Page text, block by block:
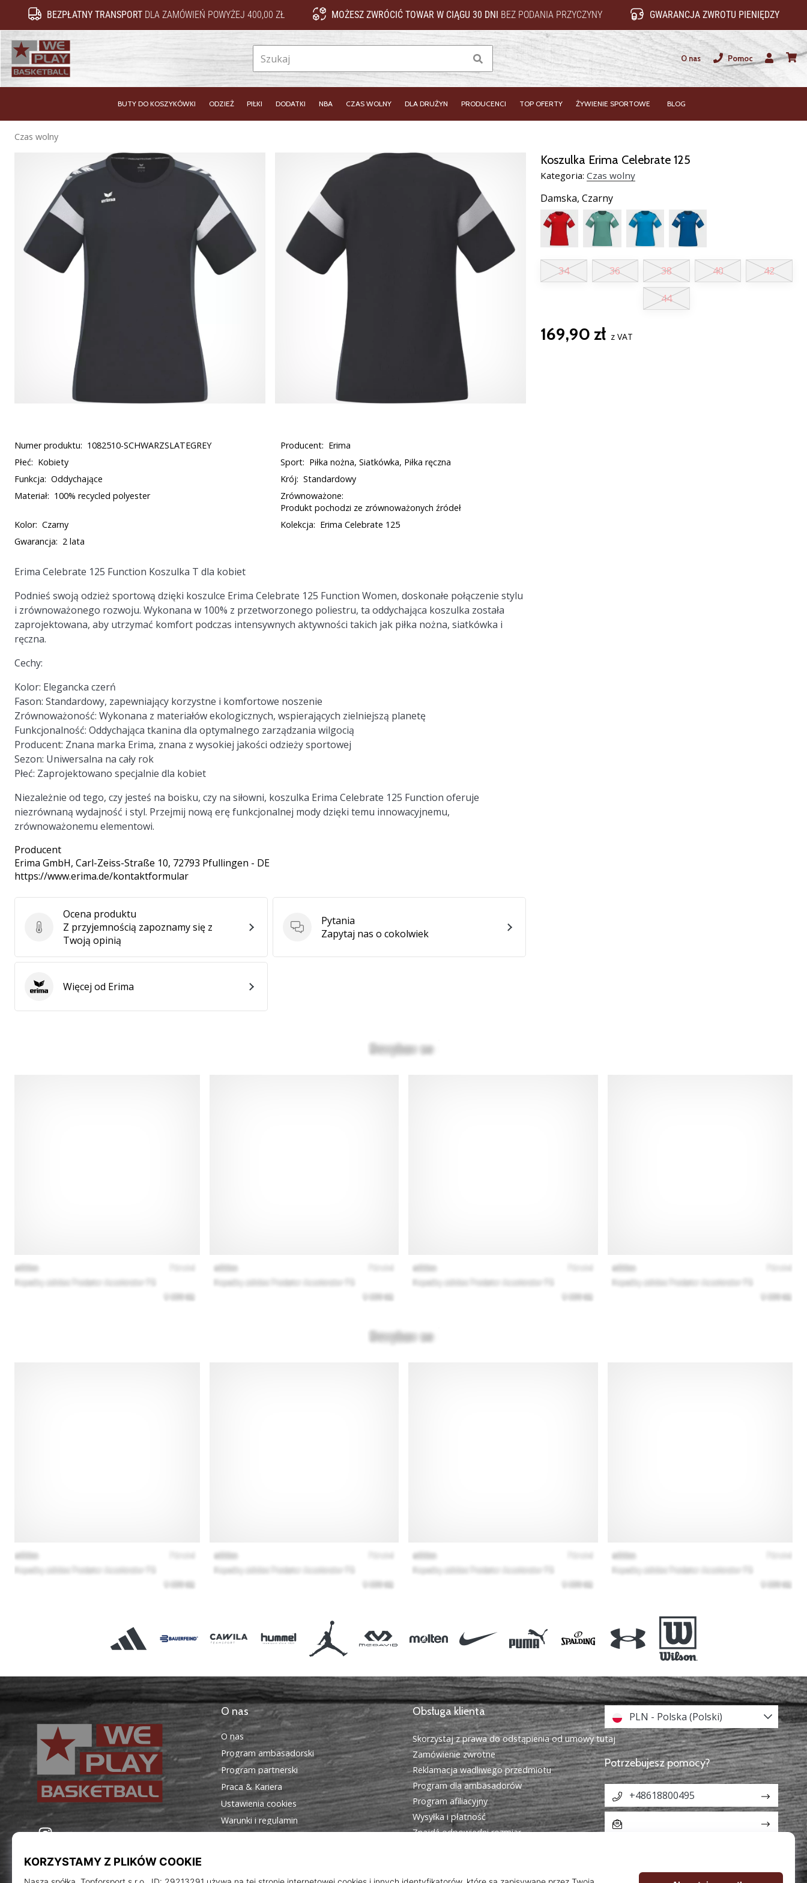
BEZPŁATNY TRANSPORT DLA ZAMÓWIEŃ POWYŻEJ 400,00 ZŁ MOŻESZ ZWRÓCIĆ TOWAR W CIĄGU 30 DNI BEZ PODANIA PRZYCZYNY GWARANCJA ZWROTU PIENIĘDZY
Szukaj O nas
Pomoc
Użytkownik
BUTY DO KOSZYKÓWKI ODZIEŻ PIŁKI DODATKI NBA CZAS WOLNY DLA DRUŻYN PRODUCENCI TOP OFERTY ŻYWIENIE SPORTOWE BLOG
Czas wolny
Koszulka Erima Celebrate 125
Kategoria: Czas wolny
Damska, Czarny
34 36 38 40 42
44
169,90 zł z VAT
Numer produktu: 1082510-SCHWARZSLATEGREY Producent: Erima
Płeć: Kobiety Sport: Piłka nożna, Siatkówka, Piłka ręczna
Funkcja: Oddychające Krój: Standardowy
Materiał: 100% recycled polyester
Zrównoważone:
Produkt pochodzi ze zrównoważonych źródeł
Kolor: Czarny Kolekcja: Erima Celebrate 125
Gwarancja: 2 lata
Erima Celebrate 125 Function Koszulka T dla kobiet
Podnieś swoją odzież sportową dzięki koszulce Erima Celebrate 125 Function Women, doskonałe połączenie stylu
i zrównoważonego rozwoju. Wykonana w 100% z przetworzonego poliestru, ta oddychająca koszulka została
zaprojektowana, aby utrzymać komfort podczas intensywnych aktywności takich jak piłka nożna, siatkówka i
ręczna.
Cechy:
Kolor: Elegancka czerń
Fason: Standardowy, zapewniający korzystne i komfortowe noszenie
Zrównoważoność: Wykonana z materiałów ekologicznych, wspierających zielniejszą planetę
Funkcjonalność: Oddychająca tkanina dla optymalnego zarządzania wilgocią
Producent: Znana marka Erima, znana z wysokiej jakości odzieży sportowej
Sezon: Uniwersalna na cały rok
Płeć: Zaprojektowano specjalnie dla kobiet
Niezależnie od tego, czy jesteś na boisku, czy na siłowni, koszulka Erima Celebrate 125 Function oferuje
niezrównaną wydajność i styl. Przejmij nową erę funkcjonalnej mody dzięki temu innowacyjnemu,
zrównoważonemu elementowi.
Producent
Erima GmbH, Carl-Zeiss-Straße 10, 72793 Pfullingen - DE
https://www.erima.de/kontaktformular
Ocena produktu
Ocena produktu
Z przyjemnością zapoznamy się z
Twoją opinią
Pytania
Pytania
Zapytaj nas o cokolwiek
Erima Więcej od Erima
WePlayBasketball.pl
Instagram
O nas
O nas
Program ambasadorski
Program partnerski
Praca & Kariera
Ustawienia cookies
Warunki i regulamin
Obsługa klienta
Skorzystaj z prawa do odstąpienia od umowy tutaj
Zamówienie zwrotne
Reklamacja wadliwego przedmiotu
Program dla ambasadorów
Program afiliacyjny
Wysyłka i płatność
Znajdź odpowiedni rozmiar
Polityka prywatności
PLN - Polska (Polski)
Potrzebujesz pomocy?
+48618800495